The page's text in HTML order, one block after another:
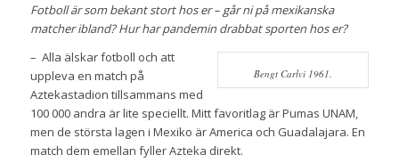
Fotboll är som bekant stort hos er – går ni på mexikanska
matcher ibland? Hur har pandemin drabbat sporten hos er?
Bengt Carlvi 1961.
– Alla älskar fotboll och att
uppleva en match på
Aztekastadion tillsammans med
100 000 andra är lite speciellt. Mitt favoritlag är Pumas UNAM,
men de största lagen i Mexiko är America och Guadalajara. En
match dem emellan fyller Azteka direkt.